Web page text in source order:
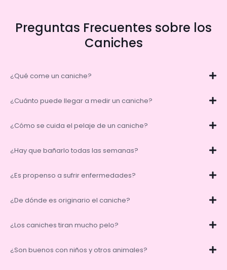
Preguntas Frecuentes sobre los
Caniches
¿Qué come un caniche?
¿Cuánto puede llegar a medir un caniche?
¿Cómo se cuida el pelaje de un caniche?
¿Hay que bañarlo todas las semanas?
¿Es propenso a sufrir enfermedades?
¿De dónde es originario el caniche?
¿Los caniches tiran mucho pelo?
¿Son buenos con niños y otros animales?